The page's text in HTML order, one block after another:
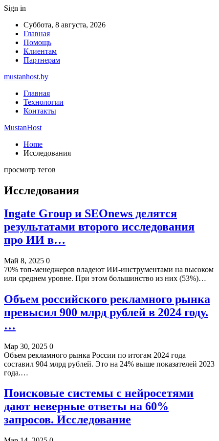
Sign in
Суббота, 8 августа, 2026
Главная
Помощь
Клиентам
Партнерам
mustanhost.by
Главная
Технологии
Контакты
MustanHost
Home
Исследования
просмотр тегов
Исследования
Ingate Group и SEOnews делятся
результатами второго исследования
про ИИ в…
Май 8, 2025 0
70% топ-менеджеров владеют ИИ-инструментами на высоком
или среднем уровне. При этом большинство из них (53%)…
Объем российского рекламного рынка
превысил 900 млрд рублей в 2024 году.
…
Мар 30, 2025 0
Объем рекламного рынка России по итогам 2024 года
составил 904 млрд рублей. Это на 24% выше показателей 2023
года.…
Поисковые системы с нейросетями
дают неверные ответы на 60%
запросов. Исследование